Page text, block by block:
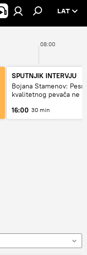
LAT
08:00
SPUTNJIK INTERVJU
Bojana Stamenov:
kvalitetnog pevača ne
16:00 30 min